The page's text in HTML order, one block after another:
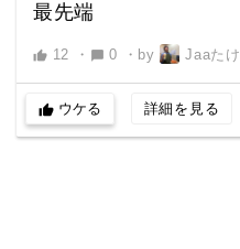
最先端
thumb_up 12 ・ chat_bubble 0 ・ by Jaaた
thumb_up ウケる 詳細を見る